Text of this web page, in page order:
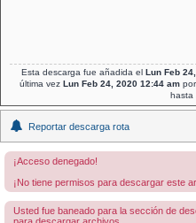
Esta descarga fue añadida el Lun Feb
última vez Lun Feb 24, 2020 12:44 ampor
hasta
Reportar descarga rota
¡Acceso denegado!
¡No tiene permisos para descargar este
Usted fue baneado para la sección de